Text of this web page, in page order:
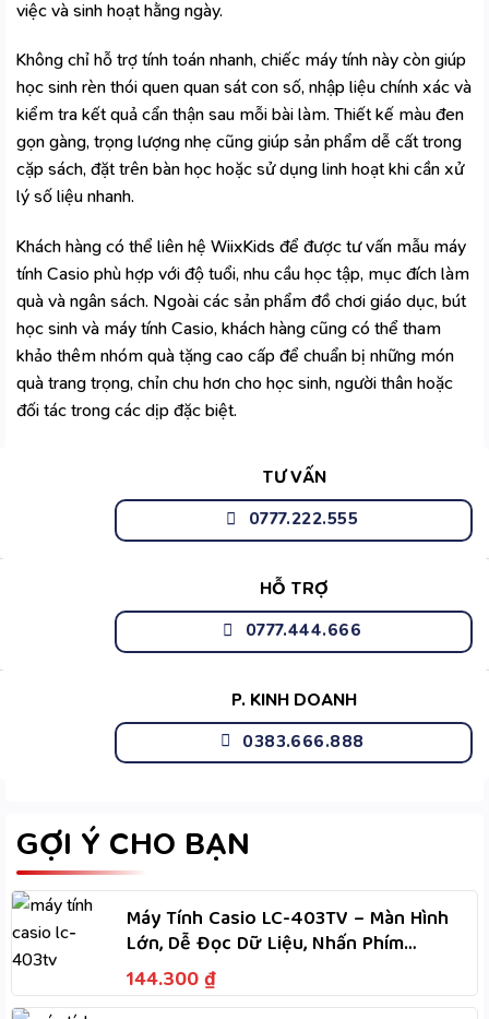
việc và sinh hoạt hằng ngày.
Không chỉ hỗ trợ tính toán nhanh, chiếc máy tính này còn giúp
học sinh rèn thói quen quan sát con số, nhập liệu chính xác và
kiểm tra kết quả cẩn thận sau mỗi bài làm. Thiết kế màu đen
gọn gàng, trọng lượng nhẹ cũng giúp sản phẩm dễ cất trong
cặp sách, đặt trên bàn học hoặc sử dụng linh hoạt khi cần xử
lý số liệu nhanh.
Khách hàng có thể liên hệ WiixKids để được tư vấn mẫu máy
tính Casio phù hợp với độ tuổi, nhu cầu học tập, mục đích làm
quà và ngân sách. Ngoài các sản phẩm đồ chơi giáo dục, bút
học sinh và máy tính Casio, khách hàng cũng có thể tham
khảo thêm nhómquà tặng cao cấpđể chuẩn bị những món
quà trang trọng, chỉn chu hơn cho học sinh, người thân hoặc
đối tác trong các dịp đặc biệt.
TƯ VẤN
0777.222.555
HỖ TRỢ
0777.444.666
P. KINH DOANH
0383.666.888
GỢI Ý CHO BẠN
Máy Tính Casio LC-403TV – Màn Hình
Lớn, Dễ Đọc Dữ Liệu, Nhấn Phím
Nhanh, Dùng Hai Nguồn
144.300 ₫